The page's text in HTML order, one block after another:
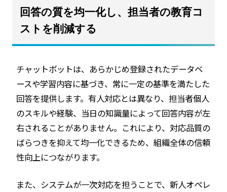
回答の質を均一化し、担当者の教育コ
ストを削減する
チャットボットは、あらかじめ登録されたデータベ
ースや学習内容に基づき、常に一定の基準を満たした
回答を提供します。有人対応とは異なり、担当者個人
のスキルや経験、当日の知識量によって回答内容が左
右されることがありません。これにより、対応品質の
ばらつきを抑えて均一化できるため、組織全体の信頼
性向上につながります。
また、システムが一次対応を担うことで、新人オペレ